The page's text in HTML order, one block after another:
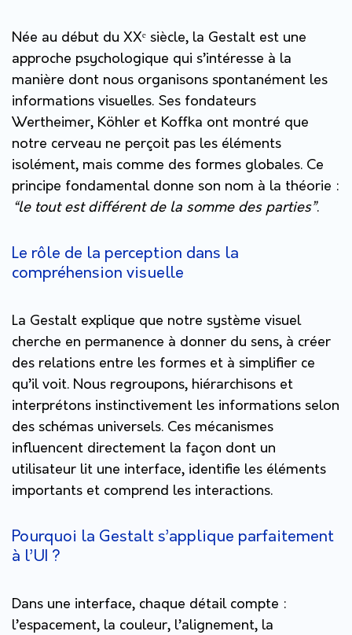
Née au début du XXᵉ siècle, la Gestalt est une
approche psychologique qui s’intéresse à la
manière dont nous organisons spontanément les
informations visuelles. Ses fondateurs
Wertheimer, Köhler et Koffka ont montré que
notre cerveau ne perçoit pas les éléments
isolément, mais comme des formes globales. Ce
principe fondamental donne son nom à la théorie :
“le tout est différent de la somme des parties”.
Le rôle de la perception dans la
compréhension visuelle
La Gestalt explique que notre système visuel
cherche en permanence à donner du sens, à créer
des relations entre les formes et à simplifier ce
qu’il voit. Nous regroupons, hiérarchisons et
interprétons instinctivement les informations selon
des schémas universels. Ces mécanismes
influencent directement la façon dont un
utilisateur lit une interface, identifie les éléments
importants et comprend les interactions.
Pourquoi la Gestalt s’applique parfaitement
à l’UI ?
Dans une interface, chaque détail compte :
l’espacement, la couleur, l’alignement, la